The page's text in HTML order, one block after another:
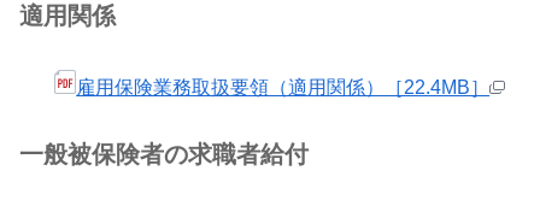
適用関係
雇用保険業務取扱要領（適用関係）［22.4MB］
一般被保険者の求職者給付